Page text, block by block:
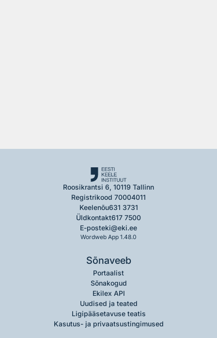
Roosikrantsi 6, 10119 Tallinn
Registrikood 70004011
Keelenõu631 3731
Üldkontakt617 7500
E-posteki@eki.ee
Wordweb App 1.48.0
Sõnaveeb
Portaalist
Sõnakogud
Ekilex API
Uudised ja teated
Ligipääsetavuse teatis
Kasutus- ja privaatsustingimused